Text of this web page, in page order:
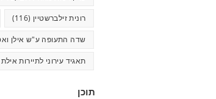
רונית זילברשטיין (116)
שדה התעופה ע"ש אילן
תאגיד עירוני לתיירות אילת
תוכן